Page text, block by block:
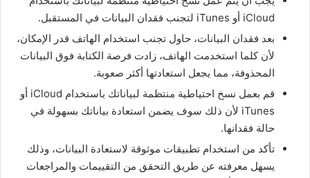
iCloud أو iTunes لتجنب فقدان البيانات في المستقبل.
بعد فقدان البيانات، حاول تجنب استخدام الهاتف قدر الإمكان،
لأن كلما استخدمت الهاتف، زادت فرصة الكتابة فوق البيانات
المحذوفة، مما يجعل استعادتها أكثر صعوبة.
قم بعمل نسخ احتياطية منتظمة لبياناتك باستخدام iCloud أو
iTunes لأن ذلك سوف يضمن استعادة بياناتك بسهولة في
حالة فقدانها.
تأكد من استخدام تطبيقات موثوقة لاستعادة البيانات، وذلك
يسهل معرفته عن طريق التحقق من التقييمات والمراجعات